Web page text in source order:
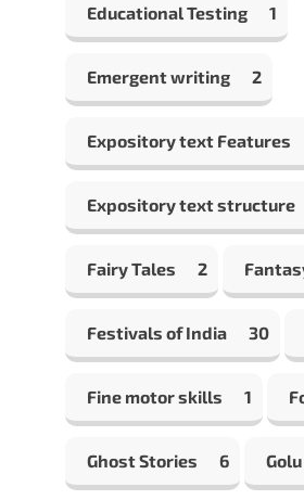
Educational Testing 1
Emergent writing 2
Expository text Features
Expository text structure
Fairy Tales 2
Festivals of India 30
Fine motor skills 1
Ghost Stories 6 Golu